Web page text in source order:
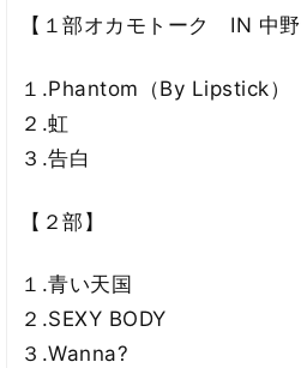
【１部オカモトーク IN 中野
１.Phantom（By Lipstick）
２.虹
３.告白
【２部】
１.青い天国
２.SEXY BODY
３.Wanna?